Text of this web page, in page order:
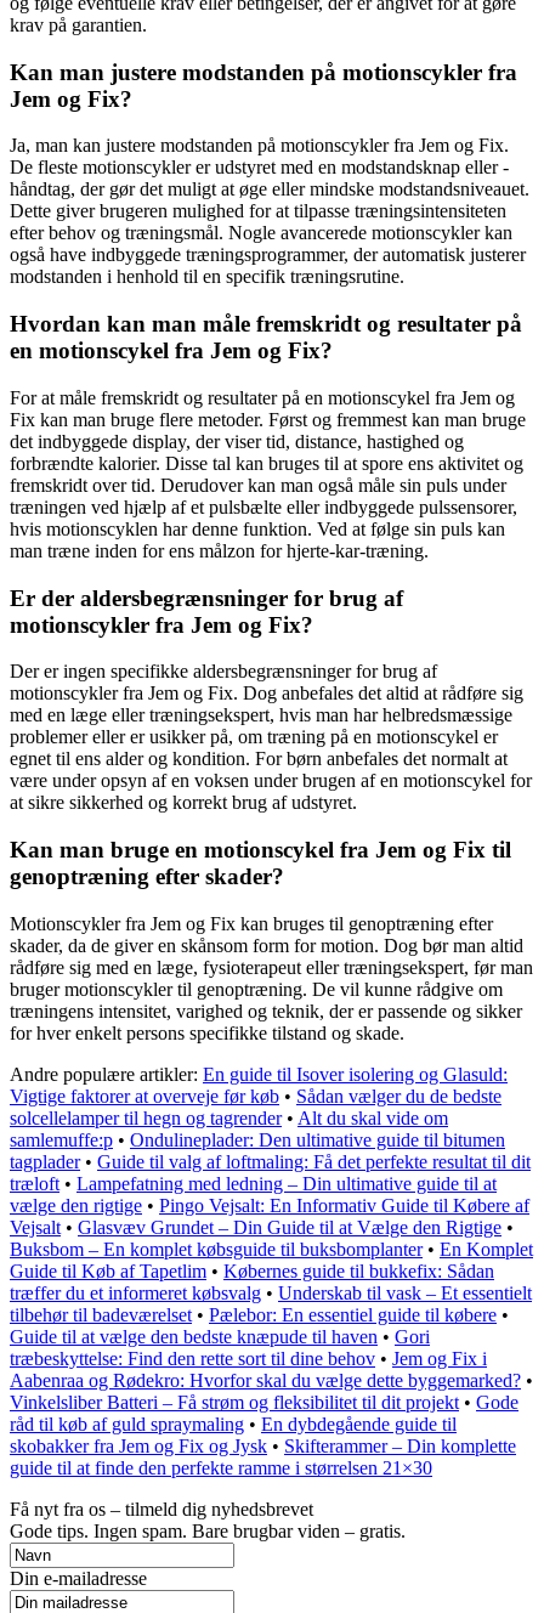
krav på garantien.
Kan man justere modstanden på motionscykler fra
Jem og Fix?
Ja, man kan justere modstanden på motionscykler fra Jem og Fix.
De fleste motionscykler er udstyret med en modstandsknap eller -
håndtag, der gør det muligt at øge eller mindske modstandsniveauet.
Dette giver brugeren mulighed for at tilpasse træningsintensiteten
efter behov og træningsmål. Nogle avancerede motionscykler kan
også have indbyggede træningsprogrammer, der automatisk justerer
modstanden i henhold til en specifik træningsrutine.
Hvordan kan man måle fremskridt og resultater på
en motionscykel fra Jem og Fix?
For at måle fremskridt og resultater på en motionscykel fra Jem og
Fix kan man bruge flere metoder. Først og fremmest kan man bruge
det indbyggede display, der viser tid, distance, hastighed og
forbrændte kalorier. Disse tal kan bruges til at spore ens aktivitet og
fremskridt over tid. Derudover kan man også måle sin puls under
træningen ved hjælp af et pulsbælte eller indbyggede pulssensorer,
hvis motionscyklen har denne funktion. Ved at følge sin puls kan
man træne inden for ens målzon for hjerte-kar-træning.
Er der aldersbegrænsninger for brug af
motionscykler fra Jem og Fix?
Der er ingen specifikke aldersbegrænsninger for brug af
motionscykler fra Jem og Fix. Dog anbefales det altid at rådføre sig
med en læge eller træningsekspert, hvis man har helbredsmæssige
problemer eller er usikker på, om træning på en motionscykel er
egnet til ens alder og kondition. For børn anbefales det normalt at
være under opsyn af en voksen under brugen af en motionscykel for
at sikre sikkerhed og korrekt brug af udstyret.
Kan man bruge en motionscykel fra Jem og Fix til
genoptræning efter skader?
Motionscykler fra Jem og Fix kan bruges til genoptræning efter
skader, da de giver en skånsom form for motion. Dog bør man altid
rådføre sig med en læge, fysioterapeut eller træningsekspert, før man
bruger motionscykler til genoptræning. De vil kunne rådgive om
træningens intensitet, varighed og teknik, der er passende og sikker
for hver enkelt persons specifikke tilstand og skade.
Andre populære artikler: En guide til Isover isolering og Glasuld:
Vigtige faktorer at overveje før køb • Sådan vælger du de bedste
solcellelamper til hegn og tagrender• Alt du skal vide om
samlemuffe:p • Ondulineplader: Den ultimative guide til bitumen
tagplader• Guide til valg af loftmaling: Få det perfekte resultat til dit
træloft • Lampefatning med ledning – Din ultimative guide til at
vælge den rigtige • Pingo Vejsalt: En Informativ Guide til Købere af
Vejsalt • Glasvæv Grundet – Din Guide til at Vælge den Rigtige •
Buksbom – En komplet købsguide til buksbomplanter• En Komplet
Guide til Køb af Tapetlim • Købernes guide til bukkefix: Sådan
træffer du et informeret købsvalg • Underskab til vask – Et essentielt
tilbehør til badeværelset • Pælebor: En essentiel guide til købere •
Guide til at vælge den bedste knæpude til haven • Gori
træbeskyttelse: Find den rette sort til dine behov • Jem og Fix i
Aabenraa og Rødekro: Hvorfor skal du vælge dette byggemarked? •
Vinkelsliber Batteri – Få strøm og fleksibilitet til dit projekt • Gode
råd til køb af guld spraymaling • En dybdegående guide til
skobakker fra Jem og Fix og Jysk • Skifterammer – Din komplette
guide til at finde den perfekte ramme i størrelsen 21×30
Få nyt fra os – tilmeld dig nyhedsbrevet
Gode tips. Ingen spam. Bare brugbar viden – gratis.
Din e-mailadresse